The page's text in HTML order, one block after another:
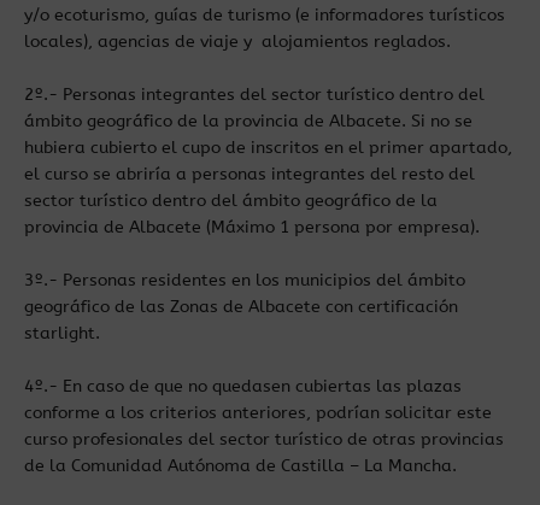
y/o ecoturismo, guías de turismo (e informadores turísticos
locales), agencias de viaje y alojamientos reglados.
2º.- Personas integrantes del sector turístico dentro del
ámbito geográfico de la provincia de Albacete. Si no se
hubiera cubierto el cupo de inscritos en el primer apartado,
el curso se abriría a personas integrantes del resto del
sector turístico dentro del ámbito geográfico de la
provincia de Albacete (Máximo 1 persona por empresa).
3º.- Personas residentes en los municipios del ámbito
geográfico de las Zonas de Albacete con certificación
starlight.
4º.- En caso de que no quedasen cubiertas las plazas
conforme a los criterios anteriores, podrían solicitar este
curso profesionales del sector turístico de otras provincias
de la Comunidad Autónoma de Castilla – La Mancha.